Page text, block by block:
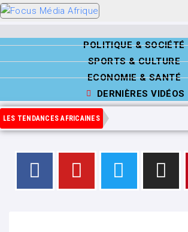
POLITIQUE & SOCIÉTÉ
SPORTS & CULTURE
ECONOMIE & SANTÉ
DERNIÈRES VIDÉOS
LES TENDANCES AFRICAINES